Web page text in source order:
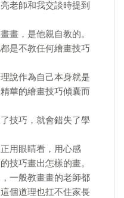
老師和我交談時提到
畫，是他親自教的。
是不教任何繪畫技巧
說作為自己本身就是
華的繪畫技巧傾囊而
技巧，就會錯失了學
用眼睛看，用心感
技巧畫出怎樣的畫。
一般教畫畫的老師都
個道理也扛不住家長